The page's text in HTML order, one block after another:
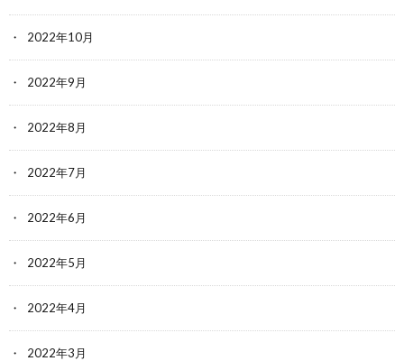
2022年10月
2022年9月
2022年8月
2022年7月
2022年6月
2022年5月
2022年4月
2022年3月